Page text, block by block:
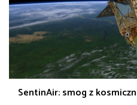
SentinAir: smog z